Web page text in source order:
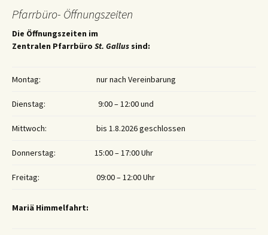
Pfarrbüro- Öffnungszeiten
Die Öffnungszeiten im
Zentralen Pfarrbüro St. Gallus sind:
Montag: nur nach Vereinbarung
Dienstag: 9:00 – 12:00 und
Mittwoch: bis 1.8.2026 geschlossen
Donnerstag: 15:00 – 17:00 Uhr
Freitag: 09:00 – 12:00 Uhr
Mariä Himmelfahrt: